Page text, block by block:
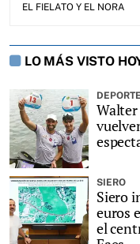
EL FIELATO Y EL NORA
LO MÁS VISTO
SIERO
Siero
euros
el